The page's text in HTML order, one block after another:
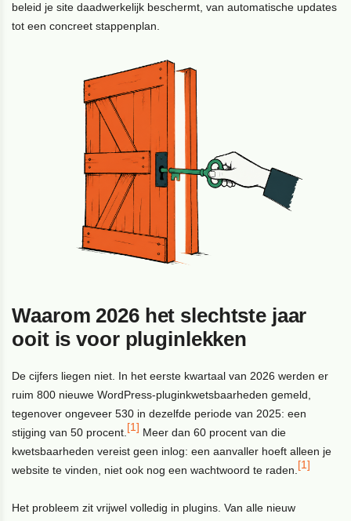
beleid je site daadwerkelijk beschermt, van automatische updates
tot een concreet stappenplan.
Waarom 2026 het slechtste jaar
ooit is voor pluginlekken
De cijfers liegen niet. In het eerste kwartaal van 2026 werden er
ruim 800 nieuwe WordPress-pluginkwetsbaarheden gemeld,
tegenover ongeveer 530 in dezelfde periode van 2025: een
stijging van 50 procent.[1] Meer dan 60 procent van die
kwetsbaarheden vereist geen inlog: een aanvaller hoeft alleen je
website te vinden, niet ook nog een wachtwoord te raden.[1]
Het probleem zit vrijwel volledig in plugins. Van alle nieuw